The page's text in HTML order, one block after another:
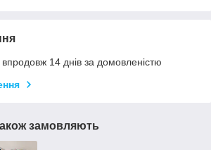
14 днів за домовленістю
замовляють